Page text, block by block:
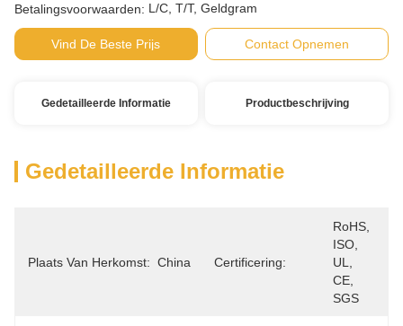
Betalingsvoorwaarden: L/C, T/T, Geldgram
Vind De Beste Prijs Contact Opnemen
Gedetailleerde Informatie Productbeschrijving
Gedetailleerde Informatie
Plaats Van Herkomst: China Certificering:
RoHS,
ISO,
UL,
CE,
SGS